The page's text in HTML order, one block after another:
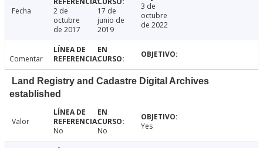
Fecha
2 de
octubre
de 2017
17 de
junio de
2019
3 de
octubre
de 2022
Comentar
Land Registry and Cadastre Digital Archives
established
Valor
No
No Yes